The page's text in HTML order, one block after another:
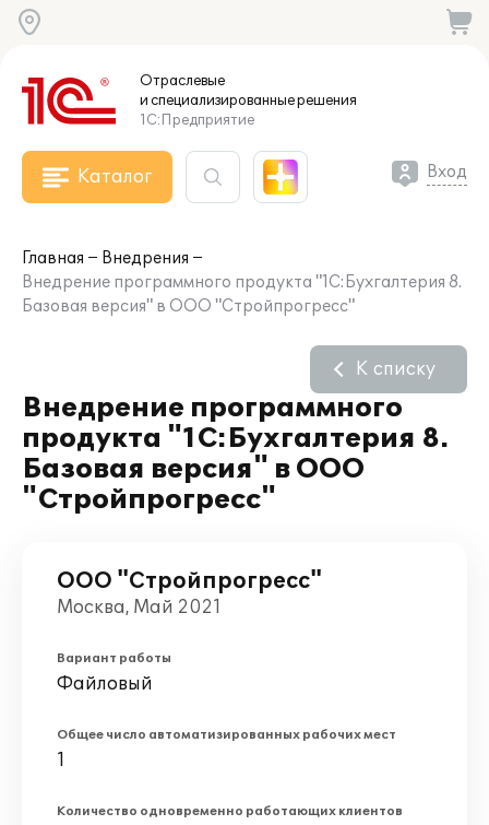
Отраслевые
и специализированныерешения
1С:Предприятие
Каталог Вход
Главная
Внедрения
Внедрение программного продукта "1С:Бухгалтерия 8.
Базовая версия" в ООО "Стройпрогресс"
Внедрение программного
продукта "1С:Бухгалтерия 8.
Базовая версия" в ООО
"Стройпрогресс"
К списку
ООО "Стройпрогресс"
Москва, Май 2021
Вариант работы
Файловый
Общее число автоматизированных рабочих мест
1
Количество одновременно работающих клиентов